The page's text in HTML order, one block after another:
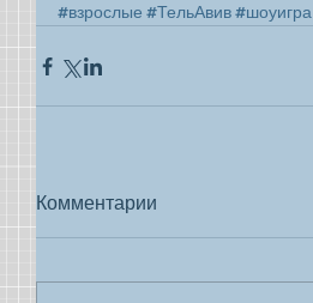
#взрослые #ТельАвив#шоуигра
Комментарии